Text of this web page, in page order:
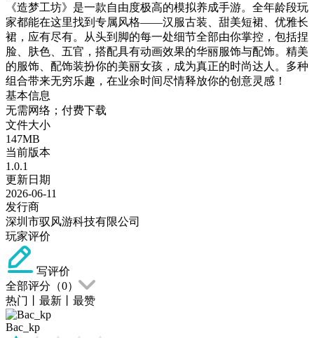
《造梦工坊》是一款自由度极高的模拟养成手游。全年龄段玩
家都能在这里找到专属风格——汉服古装、甜美短裙、优雅长
裙，应有尽有。从头到脚的每一处细节全部由你掌控，包括捏
脸、肤色、五官，搭配具有动画效果的华丽服饰与配饰。精美
的服饰、配饰装扮你的美丽女孩，成为真正的时尚达人。多种
组合带来无穷乐趣，在业余时间尽情释放你的创意灵感！
基本信息
无需网络；付费下载
文件大小
147MB
当前版本
1.0.1
更新日期
2026-06-11
发行商
深圳市驭风游科技有限公司
玩家评价
写评价
全部评分（0）
热门
最新 最赞
Bac_kp